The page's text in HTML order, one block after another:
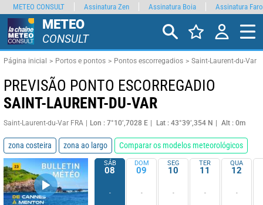
METEO
CONSULT
Página inicial Portos e pontos Pontos escorregadios Saint-Laurent-du-Var
PREVISÃO PONTO ESCORREGADIO
SAINT-LAURENT-DU-VAR
Saint-Laurent-du-Var FRA Lon : 7°10’,7028 E Lat : 43°39’,354 N Alt : 0m
zona costeira zona ao largo Comparar os modelos meteorológicos
SÁB
08
-
DOM
09
-
SEG
10
-
TER
11
-
QUA
12
-
METEO CONSULT Assinatura Zen Assinatura Boia Assinatura